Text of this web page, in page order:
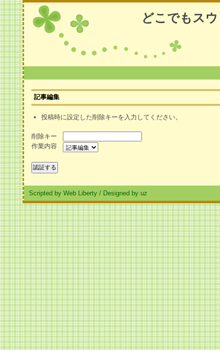
どこでもス
記事編集
投稿時に設定した削除キーを入力してください。
削除キー
作業内容
Scripted by Web Liberty / Designed by uz